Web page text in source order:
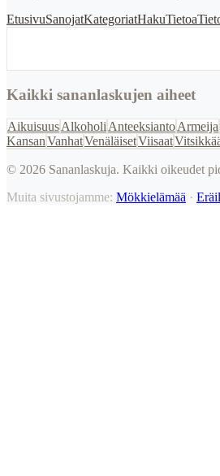
EtusivuSanojatKategoriatHakuTietoa
Kaikki sananlaskujen aiheet
AikuisuusAlkoholi AnteeksiantoArmeija
KansanVanhatVenäläisetViisaat
© 2026 Sananlaskuja. Kaikki oikeudet
Muita sivustojamme: Mökkielämää ·